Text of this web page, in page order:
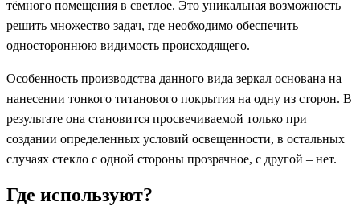
тёмного помещения в светлое. Это уникальная возможность
решить множество задач, где необходимо обеспечить
одностороннюю видимость происходящего.
Особенность производства данного вида зеркал основана на
нанесении тонкого титанового покрытия на одну из сторон. В
результате она становится просвечиваемой только при
создании определенных условий освещенности, в остальных
случаях стекло с одной стороны прозрачное, с другой – нет.
Где используют?